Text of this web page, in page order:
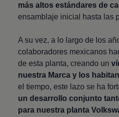
más altos estándares de
ensamblaje inicial hasta las
A su vez, a lo largo de los
colaboradores mexicanos
de esta planta, creando un
nuestra Marca y los
el tiempo, este lazo se ha
un desarrollo conjunto
para nuestra planta